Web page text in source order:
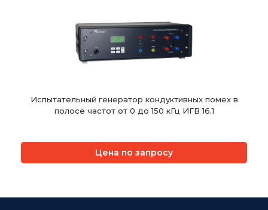
Испытательный генератор кондуктивных помех в
полосе частот от 0 до 150 кГц ИГВ 16.1
Цена по запросу